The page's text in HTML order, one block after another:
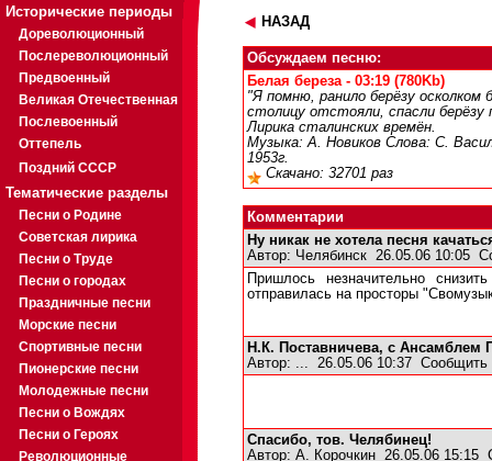
Исторические периоды
Дореволюционный
Послереволюционный
Предвоенный
Великая Отечественная
Послевоенный
Оттепель
Поздний СССР
Тематические разделы
Песни о Родине
Советская лирика
Песни о Труде
Песни о городах
Праздничные песни
Морские песни
Спортивные песни
Пионерские песни
Молодежные песни
Песни о Вождях
Песни о Героях
Революционные
НАЗАД
Обсуждаем песню:
Белая береза - 03:19 (780Kb)
"Я помню, ранило берёзу
столицу отстояли, спасли берёзу
Лирика сталинских времён.
Музыка: А. Новиков Слова: С.
1953г.
Скачано: 32701 раз
Комментарии
Ну никак не хотела песня
Автор: Челябинск 26.05.06 10:05
Пришлось незначительно
отправилась на просторы
Н.К. Поставничева, с Ансамблем
Автор: ... 26.05.06 10:37 Сообщить
Спасибо, тов. Челябинец!
Автор: А. Корочкин 26.05.06 15:15